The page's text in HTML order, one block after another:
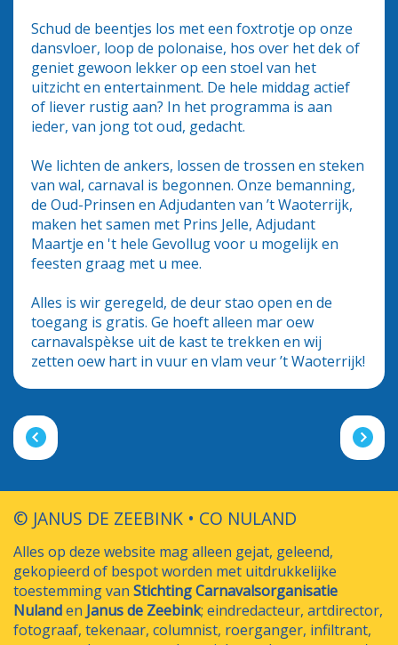
Schud de beentjes los met een foxtrotje op onze
dansvloer, loop de polonaise, hos over het dek of
geniet gewoon lekker op een stoel van het
uitzicht en entertainment. De hele middag actief
of liever rustig aan? In het programma is aan
ieder, van jong tot oud, gedacht.
We lichten de ankers, lossen de trossen en steken
van wal, carnaval is begonnen. Onze bemanning,
de Oud-Prinsen en Adjudanten van ’t Waoterrijk,
maken het samen met Prins Jelle, Adjudant
Maartje en 't hele Gevollug voor u mogelijk en
feesten graag met u mee.
Alles is wir geregeld, de deur stao open en de
toegang is gratis. Ge hoeft alleen mar oew
carnavalspèkse uit de kast te trekken en wij
zetten oew hart in vuur en vlam veur ’t Waoterrijk!
© JANUS DE ZEEBINK • CO NULAND
Alles op deze website mag alleen gejat, geleend,
gekopieerd of bespot worden met uitdrukkelijke
toestemming van Stichting Carnavalsorganisatie
Nulanden Janus de Zeebink; eindredacteur, artdirector,
fotograaf, tekenaar, columnist, roerganger, infiltrant,